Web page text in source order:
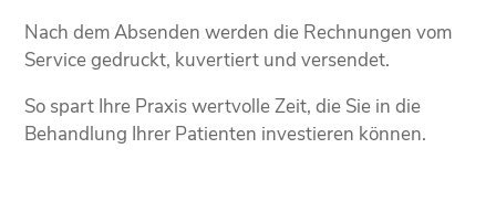
Nach dem Absenden werden die Rechnungen vom
Service gedruckt, kuvertiert und versendet.
So spart Ihre Praxis wertvolle Zeit, die Sie in die
Behandlung Ihrer Patienten investieren können.